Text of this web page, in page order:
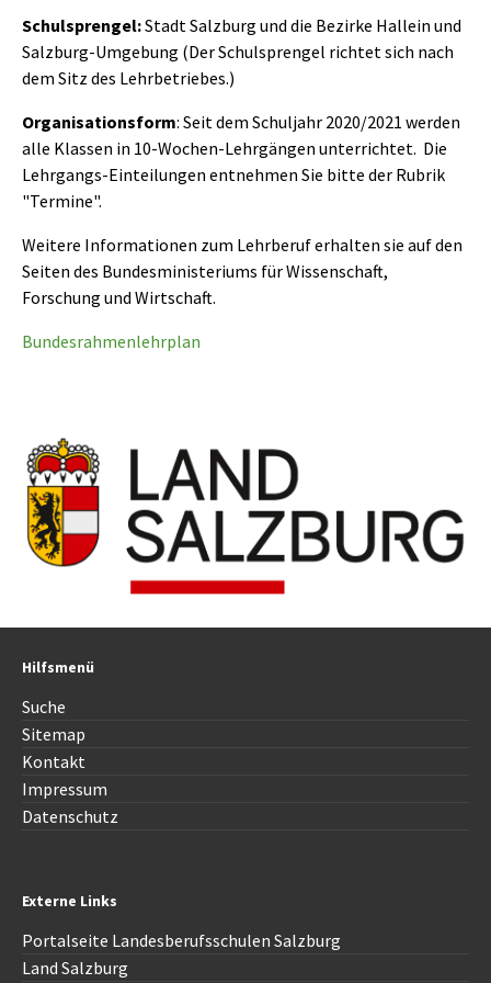
Schulsprengel:Stadt Salzburg und die Bezirke Hallein und
Salzburg-Umgebung (Der Schulsprengel richtet sich nach
dem Sitz des Lehrbetriebes.)
Organisationsform: Seit dem Schuljahr 2020/2021 werden
alle Klassen in 10-Wochen-Lehrgängen unterrichtet. Die
Lehrgangs-Einteilungen entnehmen Sie bitte der Rubrik
"Termine".
Weitere Informationen zum Lehrberuf erhalten sie auf den
Seiten des Bundesministeriums für Wissenschaft,
Forschung und Wirtschaft.
Bundesrahmenlehrplan
Hilfsmenü
Suche
Sitemap
Kontakt
Impressum
Datenschutz
Externe Links
Portalseite Landesberufsschulen Salzburg
Land Salzburg